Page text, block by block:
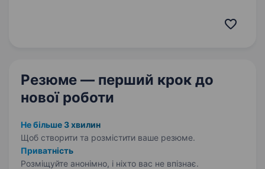
Резюме — перший крок до
нової роботи
Не більше 3 хвилин
Щоб створити та розмістити ваше резюме.
Приватність
Розміщуйте анонімно, і ніхто вас не впізнає.